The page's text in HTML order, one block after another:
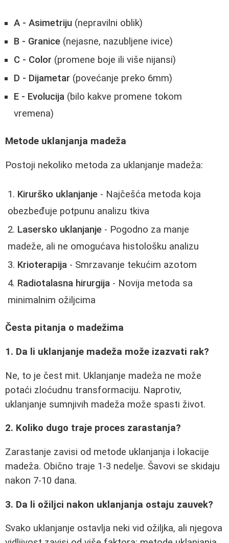
A - Asimetriju (nepravilni oblik)
B - Granice (nejasne, nazubljene ivice)
C - Color (promene boje ili više nijansi)
D - Dijametar (povećanje preko 6mm)
E - Evolucija (bilo kakve promene tokom
vremena)
Metode uklanjanja madeža
Postoji nekoliko metoda za uklanjanje madeža:
Kirurško uklanjanje - Najčešća metoda koja
obezbeđuje potpunu analizu tkiva
Lasersko uklanjanje - Pogodno za manje
madeže, ali ne omogućava histološku analizu
Krioterapija - Smrzavanje tekućim azotom
Radiotalasna hirurgija - Novija metoda sa
minimalnim ožiljcima
Česta pitanja o madežima
1. Da li uklanjanje madeža može izazvati rak?
Ne, to je čest mit. Uklanjanje madeža ne može
potaći zloćudnu transformaciju. Naprotiv,
uklanjanje sumnjivih madeža može spasti život.
2. Koliko dugo traje proces zarastanja?
Zarastanje zavisi od metode uklanjanja i lokacije
madeža. Obično traje 1-3 nedelje. Šavovi se skidaju
nakon 7-10 dana.
3. Da li ožiljci nakon uklanjanja ostaju zauvek?
Svako uklanjanje ostavlja neki vid ožiljka, ali njegova